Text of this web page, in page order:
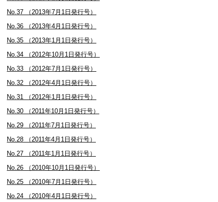
No.37 （2013年7月1日発行号）
No.36 （2013年4月1日発行号）
No.35 （2013年1月1日発行号）
No.34 （2012年10月1日発行号）
No.33 （2012年7月1日発行号）
No.32 （2012年4月1日発行号）
No.31 （2012年1月1日発行号）
No.30 （2011年10月1日発行号）
No.29 （2011年7月1日発行号）
No.28 （2011年4月1日発行号）
No.27 （2011年1月1日発行号）
No.26 （2010年10月1日発行号）
No.25 （2010年7月1日発行号）
No.24 （2010年4月1日発行号）